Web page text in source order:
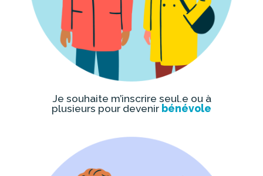
Je souhaite m’inscrire seul.e ou à
plusieurs pour devenir bénévole